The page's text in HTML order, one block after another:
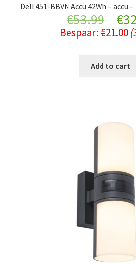
Dell 451-BBVN Accu 42Wh – accu
€53.99
was:
€
Bespaar: €21.00
Add to cart